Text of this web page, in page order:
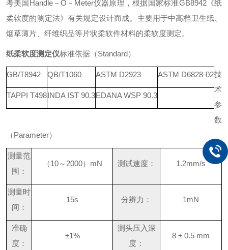
考美 国 Handl e－ O － Meter仪器原理，根据国家标准GB8942《纸
柔软度的测定法》有关规定设计而成。主要用于中高档卫生纸、
烟草薄片、纤维织品等片状柔软件材料的柔软度测定。
纸柔软度测定仪标准依据 （Standard）
GB/T8942 QB/T1060 ASTM D2923 ASTM D6828-02
TAPPI T498INDA IST 90.3EDANA WSP 90.3
技
术
参
数
（Parameter）
测量范
围：
（10～ 2000） mN 测试速度： 1.2mm/s
测量时
间：
15s 分辨力： 1mN
准确
度：
±1%
测头压入深
度：
8 ± 0.5 mm